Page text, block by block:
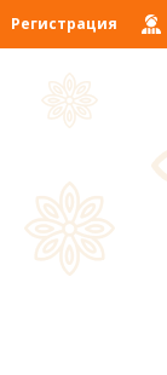
Регистрация